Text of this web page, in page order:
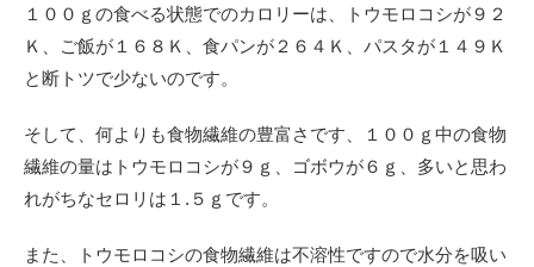
１００ｇの食べる状態でのカロリーは、トウモロコシが９２
Ｋ、ご飯が１６８Ｋ、食パンが２６４Ｋ、パスタが１４９Ｋ
と断トツで少ないのです。
そして、何よりも食物繊維の豊富さです、１００ｇ中の食物
繊維の量はトウモロコシが９ｇ、ゴボウが６ｇ、多いと思わ
れがちなセロリは１.５ｇです。
また、トウモロコシの食物繊維は不溶性ですので水分を吸い